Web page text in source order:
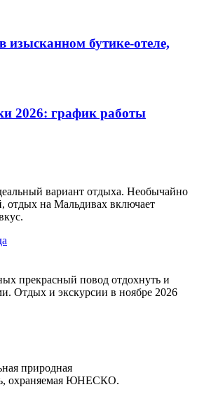
изысканном бутике-отеле,
2026: график работы
вариант отдыха. Необычайно
отдых на Мальдивах включает
прекрасный повод отдохнуть и
Отдых и экскурсии в ноябре 2026
природная
охраняемая ЮНЕСКО.